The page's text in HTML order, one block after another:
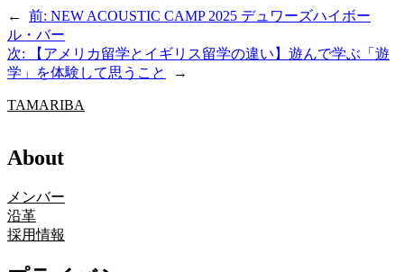
← 前: NEW ACOUSTIC CAMP 2025 デュワーズハイボー
ル・バー
次:
【アメリカ留学とイギリス留学の違い】遊んで学ぶ「遊
学」を体験して思うこと
→
TAMARIBA
About
メンバー
沿革
採用情報